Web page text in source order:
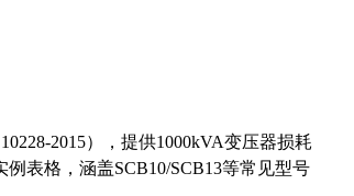
2015），提供1000kVA变压器损耗
表格，涵盖SCB10/SCB13等常见型号